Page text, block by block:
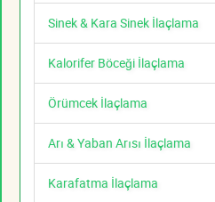
Sinek & Kara Sinek İlaçlama
Kalorifer Böceği İlaçlama
Örümcek İlaçlama
Arı & Yaban Arısı İlaçlama
Karafatma İlaçlama